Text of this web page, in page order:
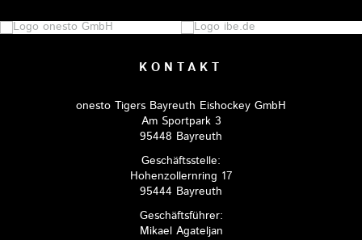
KONTAKT
onesto Tigers Bayreuth Eishockey GmbH
Am Sportpark 3
95448 Bayreuth
Geschäftsstelle:
Hohenzollernring 17
95444 Bayreuth
Geschäftsführer:
Mikael Agateljan